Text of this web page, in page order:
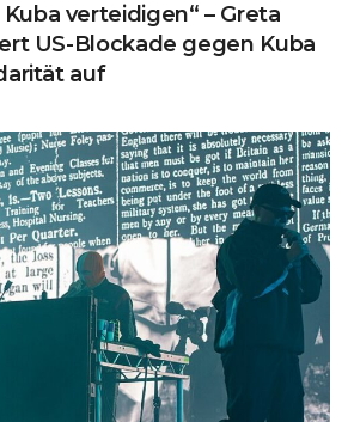
verteidigen“ – Greta
US-Blockade gegen Kuba
auf